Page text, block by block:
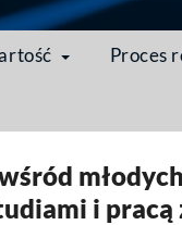
Proces
i